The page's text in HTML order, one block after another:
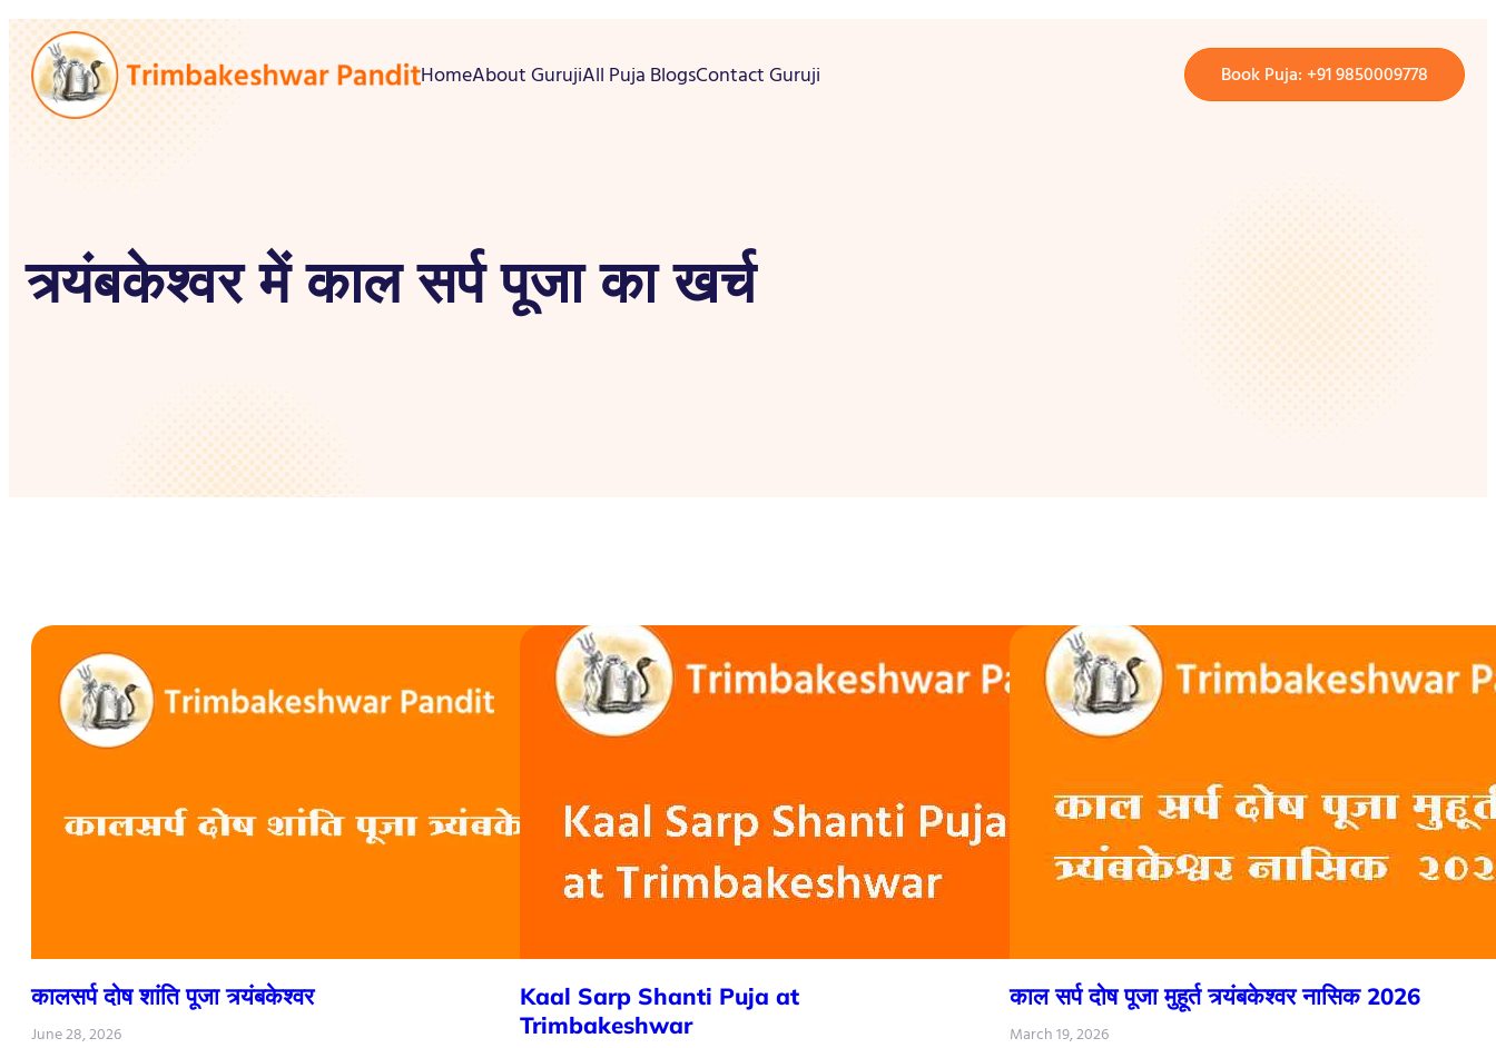
HomeAbout GurujiAll Puja BlogsContact Guruji Book Puja: +91 9850009778
त्र्यंबकेश्वर में काल सर्प पूजा का खर्च
कालसर्प दोष शांति पूजा त्र्यंबकेश्वर
June 28, 2026
Kaal Sarp Shanti Puja at
Trimbakeshwar
काल सर्प दोष पूजा मुहूर्त त्र्यंबकेश्वर नासिक 2026
March 19, 2026